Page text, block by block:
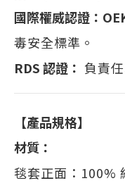
國際權威認證：
毒安全標準。
RDS 認證： 負責
【產品規格】
材質：
毯套正面：